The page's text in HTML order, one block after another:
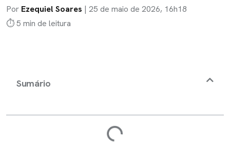
Por Ezequiel Soares | 25 de maio de 2026, 16h18
⏱ 5 min de leitura
Sumário